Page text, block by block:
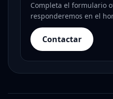
Completa el formulario
responderemos en el
Contactar